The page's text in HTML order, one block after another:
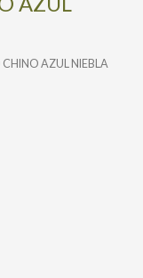
AZUL NIEBLA